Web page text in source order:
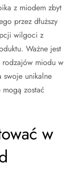
z miodem zbyt
przez dłuższy
wilgoci z
Ważne jest
rodzajów miodu w
swoje unikalne
mogą zostać
w